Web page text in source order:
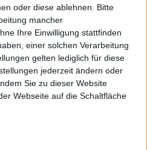
oder diese ablehnen.
Bitte
mancher
Ihre Einwilligung stattfinden
einer solchen Verarbeitung
gelten lediglich für diese
jederzeit ändern oder
Sie zu dieser Website
Webseite auf die Schaltfläche
abbricht. Die Songs sind
Wirklich herausstechend
Silent Grace“ mit Alan von
aber eben aufgrund des
auf einem hohen